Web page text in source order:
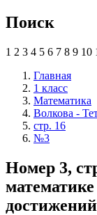
Поиск
1 2 3 4 5 6 7 8 9 10
Главная
1 класс
Математика
Волкова -
стр. 16
№3
Номер 3,